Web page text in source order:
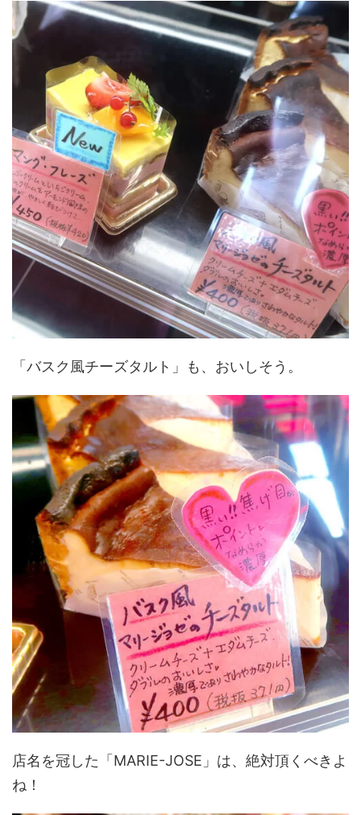
「バスク風チーズタルト」も、おいしそう。
店名を冠した「MARIE-JOSE」は、絶対頂くべきよ
ね！